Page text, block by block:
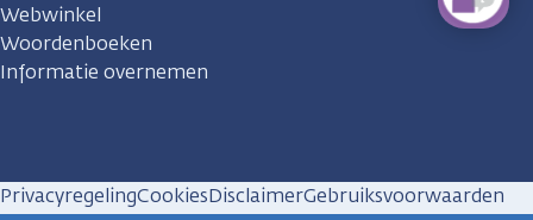
Webwinkel
Woordenboeken
Informatie overnemen
PrivacyregelingCookiesDisclaimerGebruiksvoorwaarden